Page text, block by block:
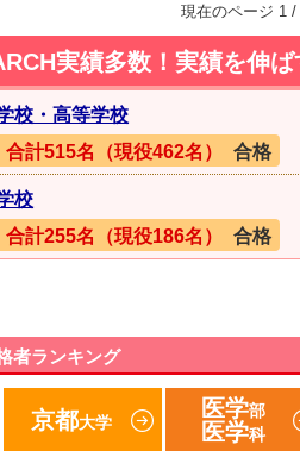
現在のページ 1 /
実績多数！実績を伸
校・高等学校
合計515名（現役462名） 合格
校
合計255名（現役186名） 合格
者ランキング
京都大学
医学部
医学科